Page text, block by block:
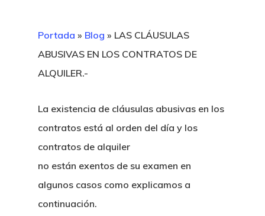
Portada » Blog » LAS CLÁUSULAS
ABUSIVAS EN LOS CONTRATOS DE
ALQUILER.-
La existencia de cláusulas abusivas en los
contratos está al orden del día y los
contratos de alquiler
no están exentos de su examen en
algunos casos como explicamos a
continuación.